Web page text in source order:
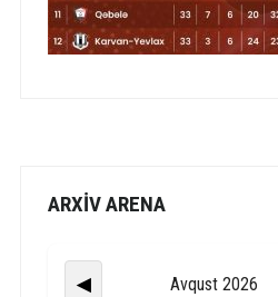
ARXİV ARENA
◀ Avqust 2026